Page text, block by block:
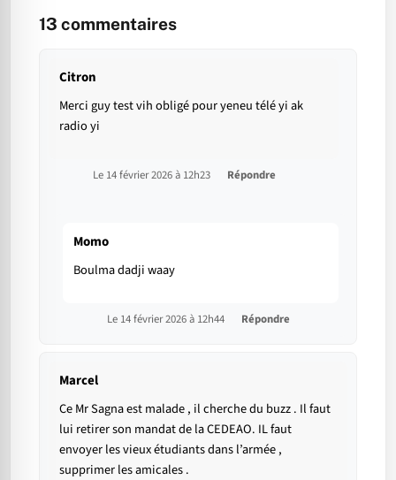
13 commentaires
Citron
Merci guy test vih obligé pour yeneu télé yi ak
radio yi
Le 14 février 2026 à 12h23 Répondre
Momo
Boulma dadji waay
Le 14 février 2026 à 12h44 Répondre
Marcel
Ce Mr Sagna est malade , il cherche du buzz . Il faut
lui retirer son mandat de la CEDEAO. IL faut
envoyer les vieux étudiants dans l’armée ,
supprimer les amicales .